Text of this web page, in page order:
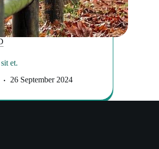
et.
26 September 2024